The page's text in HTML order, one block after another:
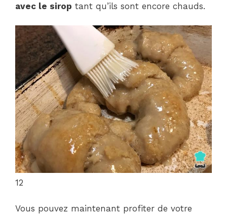
avec le sirop tant qu’ils sont encore chauds.
12
Vous pouvez maintenant profiter de votre